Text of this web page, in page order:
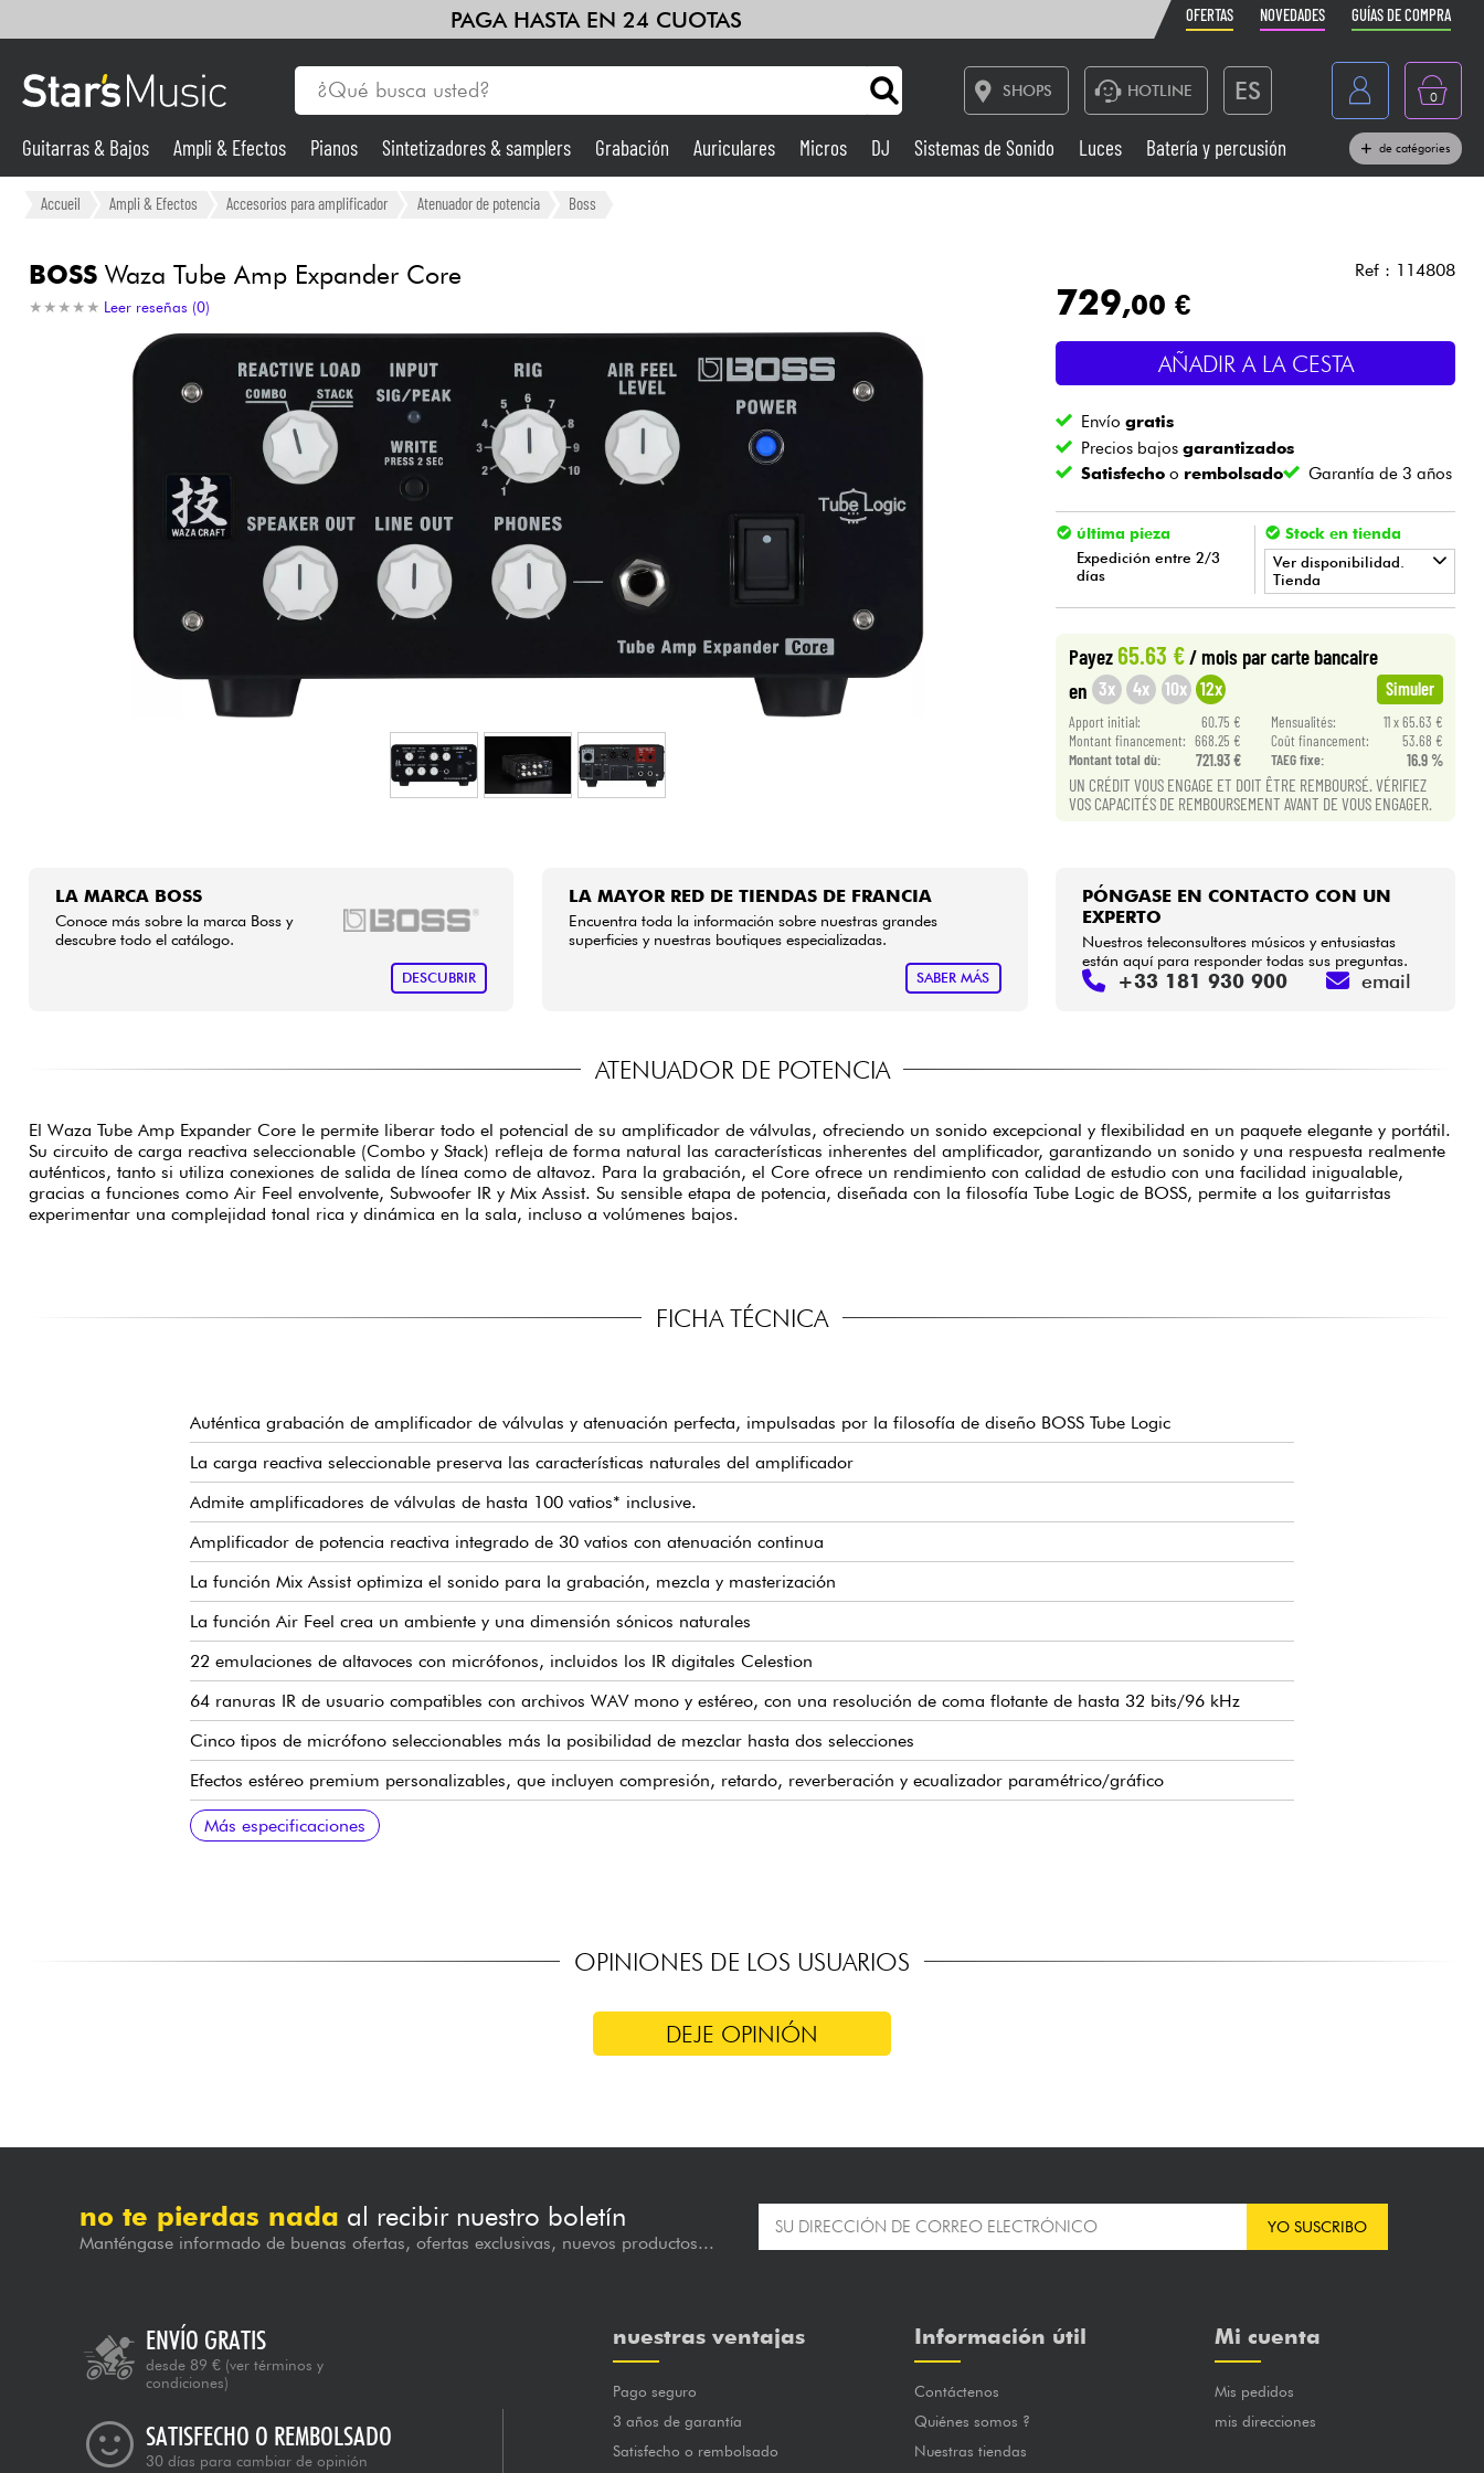
PAGA HASTA EN 24 CUOTAS OFERTAS NOVEDADES GUÍAS DE COMPRA
SHOPS HOTLINE ES
France
Belgique
Nederland
0
Guitarras & Bajos Ampli & Efectos
Sintetizadores & samplers
Sistemas de Sonido
Luces Batería y percusión Vientos
Niños Cables & Acces.
Ver nuestras marcas
Guitarras & Bajos Ampli & Efectos Pianos Sintetizadores & samplers Grabación Auriculares Micros DJ Sistemas de Sonido Luces Batería y percusión de catégories
Accueil Ampli & Efectos Accesorios para amplificador Atenuador de potencia Boss
BOSSWaza Tube Amp Expander Core
★ ★ ★ ★ ★
★ ★ ★ ★ ★ Leer reseñas (0)
Ref : 114808
729,00 €
AÑADIR A LA CESTA
Envíogratis
Precios bajosgarantizados
Satisfecho o rembolsado Garantía de 3 años
última pieza
Expedición entre 2/3
días
Stock en tienda
Ver disponibilidad.
Tienda
• BORDEAUX
• Star MusicBRUXELLES
• Star'SMusicLYON
Payez65.63 €/ mois par carte bancaire
en 3x 4x 10x 12x Simuler
Apport initial: 60.75 € Mensualités:
11 x 65.63 €
Montant financement: 668.25 € Coût financement:
53.68 €
Montant total dù:
721.93 € TAEG fixe: 16.9 %
UN CRÉDIT VOUS ENGAGE ET DOIT ÊTRE REMBOURSÉ. VÉRIFIEZ
VOS CAPACITÉS DE REMBOURSEMENT AVANT DE VOUS ENGAGER.
LA MARCA BOSS
Conoce más sobre la marca Boss y
descubre todo el catálogo.
DESCUBRIR
LA MAYOR RED DE TIENDAS DE FRANCIA
Encuentra toda la información sobre nuestras grandes
superficies y nuestras boutiques especializadas.
SABER MÁS
PÓNGASE EN CONTACTO CON UN
EXPERTO
Nuestros teleconsultores músicos y entusiastas
están aquí para responder todas sus preguntas.
+33 181 930 900 email
ATENUADOR DE POTENCIA
El Waza Tube Amp Expander Core le permite liberar todo el potencial de su amplificador de válvulas, ofreciendo un sonido excepcional y flexibilidad en un paquete elegante y portátil.
Su circuito de carga reactiva seleccionable (Combo y Stack) refleja de forma natural las características inherentes del amplificador, garantizando un sonido y una respuesta realmente
auténticos, tanto si utiliza conexiones de salida de línea como de altavoz. Para la grabación, el Core ofrece un rendimiento con calidad de estudio con una facilidad inigualable,
gracias a funciones como Air Feel envolvente, Subwoofer IR y Mix Assist. Su sensible etapa de potencia, diseñada con la filosofía Tube Logic de BOSS, permite a los guitarristas
experimentar una complejidad tonal rica y dinámica en la sala, incluso a volúmenes bajos.
FICHA TÉCNICA
Auténtica grabación de amplificador de válvulas y atenuación perfecta, impulsadas por la filosofía de diseño BOSS Tube Logic
La carga reactiva seleccionable preserva las características naturales del amplificador
Admite amplificadores de válvulas de hasta 100 vatios* inclusive.
Amplificador de potencia reactiva integrado de 30 vatios con atenuación continua
La función Mix Assist optimiza el sonido para la grabación, mezcla y masterización
La función Air Feel crea un ambiente y una dimensión sónicos naturales
22 emulaciones de altavoces con micrófonos, incluidos los IR digitales Celestion
64 ranuras IR de usuario compatibles con archivos WAV mono y estéreo, con una resolución de coma flotante de hasta 32 bits/96 kHz
Cinco tipos de micrófono seleccionables más la posibilidad de mezclar hasta dos selecciones
Efectos estéreo premium personalizables, que incluyen compresión, retardo, reverberación y ecualizador paramétrico/gráfico
Diez ajustes de configuración revocables para almacenar configuraciones favoritas
Bucle de efectos externo con funcionamiento en serie/paralelo seleccionable
Salidas de línea XLR balanceadas (I/D estéreo) para conectar dispositivos de grabación
USB para grabación directa de audio y edición por software
Salida de auriculares para practicar en silencio con todo el sonido del amplificador y un ambiente envolvente
Salida de altavoz integrada para conectar altavoces
Software dedicado para edición de sonido y carga IR (macOS/Windows)
El adaptador Bluetooth® Dual Audio MIDI (BT-DUAL) opcional permite la edición inalámbrica de sonido a través de aplicaciones móviles
iOS/Android y la transmisión de audio
Más especificaciones
OPINIONES DE LOS USUARIOS
DEJE OPINIÓN
no te pierdas nada al recibir nuestro boletín
Manténgase informado de buenas ofertas, ofertas exclusivas, nuevos productos...
YO SUSCRIBO
ENVÍO GRATIS
desde 89 € (ver términos y
condiciones)
SATISFECHO O REMBOLSADO
30 días para cambiar de opinión
nuestras ventajas
Pago seguro
3 años de garantía
Satisfecho o rembolsado
Información útil
Contáctenos
Quiénes somos ?
Nuestras tiendas
Mi cuenta
Mis pedidos
mis direcciones